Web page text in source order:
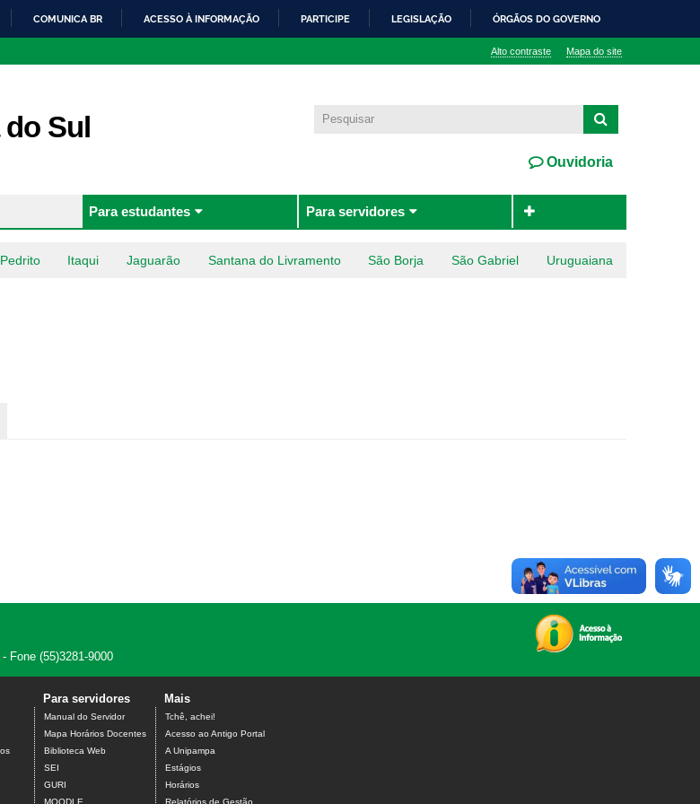
COMUNICA BR ACESSO À INFORMAÇÃO PARTICIPE LEGISLAÇÃO ÓRGÃOS DO GOVERNO
Alto contraste Mapa do site
Sul
Ouvidoria
Para estudantes Para servidores
Itaqui Jaguarão Santana do Livramento São Borja São Gabriel Uruguaiana
Fone (55)3281-9000
Para servidores
Manual do Servidor
Mapa Horários Docentes
Biblioteca Web
SEI
GURI
MOODLE
Mais
Tchê, achei!
Acesso ao Antigo Portal
A Unipampa
Estágios
Horários
Relatórios de Gestão